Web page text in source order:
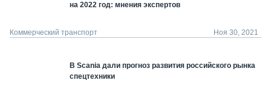
на 2022 год: мнения экспертов
Коммерческий транспорт Ноя 30, 2021
В Scania дали прогноз развития российского рынка
спецтехники